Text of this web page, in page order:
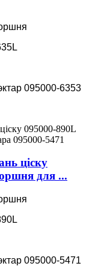
095000-6353
ціску
для ...
095000-5471